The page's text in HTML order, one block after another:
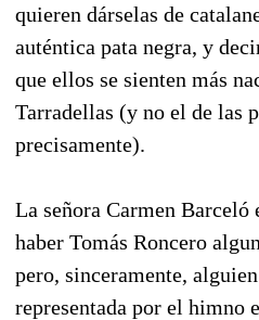
quieren dárselas de
auténtica pata negra, y
que ellos se sienten más
Tarradellas (y no el de las
precisamente).
La señora Carmen Barceló
haber Tomás Roncero
pero, sinceramente,
representada por el himno